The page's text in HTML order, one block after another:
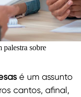
palestra sobre
é um assunto
cantos, afinal,